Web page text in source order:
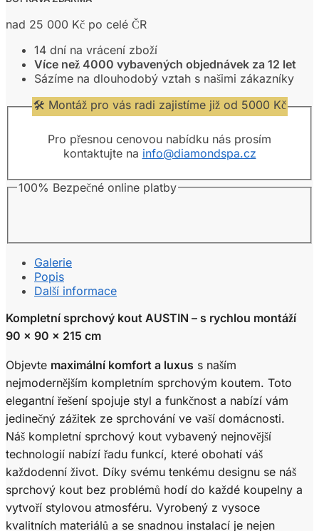
nad 25 000 Kč po celé ČR
14 dní na vrácení zboží
Více než 4000 vybavených objednávek za 12 let
Sázíme na dlouhodobý vztah s našimi zákazníky
🛠️ Montáž pro vás radi zajistíme již od 5000 Kč
Pro přesnou cenovou nabídku nás prosím
kontaktujte na info@diamondspa.cz
100% Bezpečné online platby
Galerie
Popis
Další informace
Kompletní sprchový kout AUSTIN – s rychlou montáží
90 x 90 x 215 cm
Objevte maximální komfort a luxus s naším
nejmodernějším kompletním sprchovým koutem. Toto
elegantní řešení spojuje styl a funkčnost a nabízí vám
jedinečný zážitek ze sprchování ve vaší domácnosti.
Náš kompletní sprchový kout vybavený nejnovější
technologií nabízí řadu funkcí, které obohatí váš
každodenní život. Díky svému tenkému designu se náš
sprchový kout bez problémů hodí do každé koupelny a
vytvoří stylovou atmosféru. Vyrobený z vysoce
kvalitních materiálů a se snadnou instalací je nejen